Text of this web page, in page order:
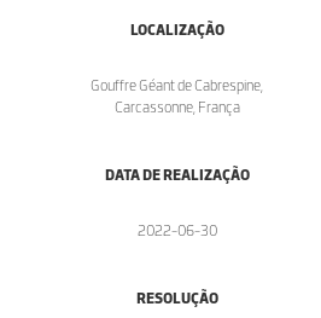
LOCALIZAÇÃO
Gouffre Géant de Cabrespine,
Carcassonne, França
DATA DE REALIZAÇÃO
2022-06-30
RESOLUÇÃO